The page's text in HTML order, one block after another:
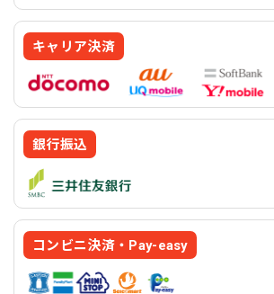
キャリア決済
銀行振込
コンビニ決済・Pay-easy